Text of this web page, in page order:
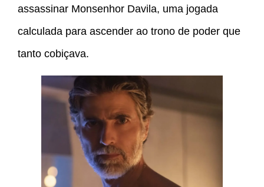
assassinar Monsenhor Davila, uma jogada
calculada para ascender ao trono de poder que
tanto cobiçava.